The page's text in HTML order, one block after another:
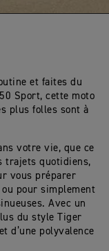
et faites du
Sport, cette moto
plus folles sont à
votre vie, que ce
trajets quotidiens,
vous préparer
pour simplement
Avec un
du style Tiger
d’une polyvalence